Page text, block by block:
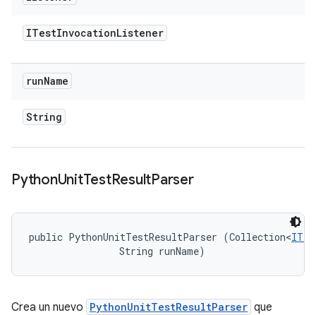
ITestInvocationListener
runName
String
PythonUnitTestResultParser
public PythonUnitTestResultParser (Collection<
                String runName)
Crea un nuevo PythonUnitTestResultParser que